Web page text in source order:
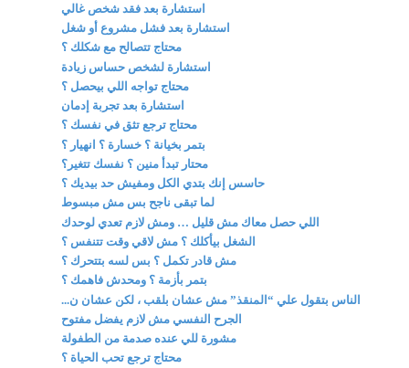
استشارة بعد فقد شخص غالي
استشارة بعد فشل مشروع أو شغل
محتاج تتصالح مع شكلك ؟
استشارة لشخص حساس زيادة
محتاج تواجه اللي بيحصل ؟
استشارة بعد تجربة إدمان
محتاج ترجع تثق في نفسك ؟
بتمر بخيانة ؟ خسارة ؟ انهيار ؟
محتار تبدأ منين ؟ نفسك تتغير؟
حاسس إنك بتدي الكل ومفيش حد بيديك ؟
لما تبقى ناجح بس مش مبسوط
اللي حصل معاك مش قليل … ومش لازم تعدي لوحدك
الشغل بيأكلك ؟ مش لاقي وقت تتنفس ؟
مش قادر تكمل ؟ بس لسه بتتحرك ؟
بتمر بأزمة ؟ ومحدش فاهمك ؟
الناس بتقول علي “المنقذ” مش عشان بلقب ، لكن عشان ن...
الجرح النفسي مش لازم يفضل مفتوح
مشورة للي عنده صدمة من الطفولة
محتاج ترجع تحب الحياة ؟